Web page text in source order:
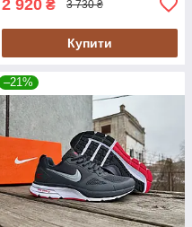
2 920 ₴ 3 730 ₴
Купити
–21%